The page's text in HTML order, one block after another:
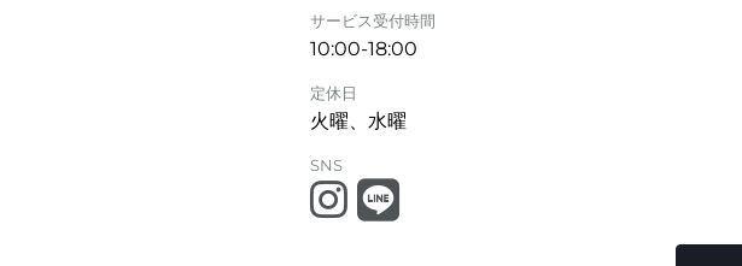
サービス受付時間
10:00-18:00
定休日
火曜、水曜
SNS